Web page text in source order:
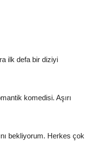
ilk defa bir diziyi
komedisi. Aşırı
bekliyorum. Herkes çok